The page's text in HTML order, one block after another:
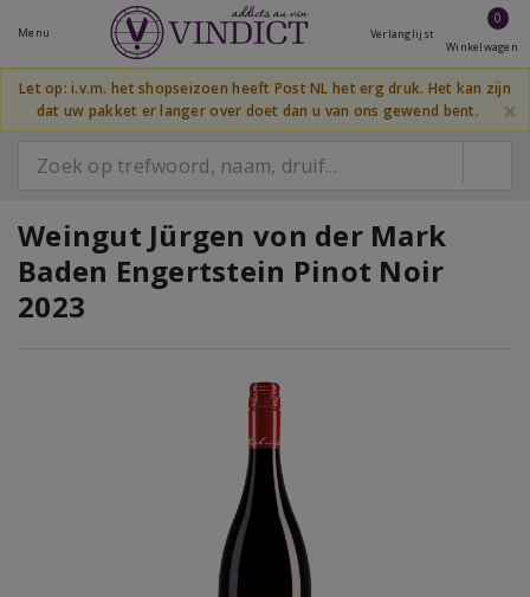
Menu Verlanglijst
0
Winkelwagen
Let op: i.v.m. het shopseizoen heeft Post NL het erg druk. Het kan zijn
dat uw pakket er langer over doet dan u van ons gewend bent.
×
Weingut Jürgen von der Mark
Baden Engertstein Pinot Noir
2023